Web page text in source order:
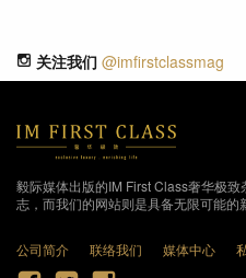
关注我们 @imfirstclassmag
毅际媒体出版的IM First Class奢华极
志，而我们的网站则是具备无限可能的
公司简介 联络我们 媒体中心